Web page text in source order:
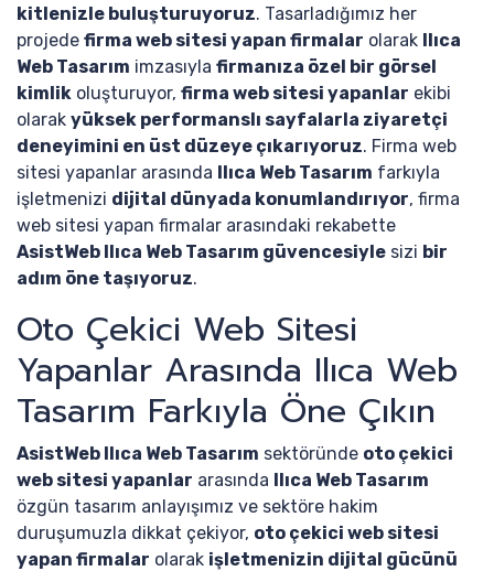
kitlenizle buluşturuyoruz. Tasarladığımız her
projede firma web sitesi yapan firmalar olarak Ilıca
Web Tasarım imzasıyla firmanıza özel bir görsel
kimlik oluşturuyor, firma web sitesi yapanlar ekibi
olarak yüksek performanslı sayfalarla ziyaretçi
deneyimini en üst düzeye çıkarıyoruz. Firma web
sitesi yapanlar arasında Ilıca Web Tasarım farkıyla
işletmenizi dijital dünyada konumlandırıyor, firma
web sitesi yapan firmalar arasındaki rekabette
AsistWeb Ilıca Web Tasarım güvencesiyle sizi bir
adım öne taşıyoruz.
Oto Çekici Web Sitesi
Yapanlar Arasında Ilıca Web
Tasarım Farkıyla Öne Çıkın
AsistWeb Ilıca Web Tasarım sektöründe oto çekici
web sitesi yapanlar arasında Ilıca Web Tasarım
özgün tasarım anlayışımız ve sektöre hakim
duruşumuzla dikkat çekiyor, oto çekici web sitesi
yapan firmalar olarak işletmenizin dijital gücünü